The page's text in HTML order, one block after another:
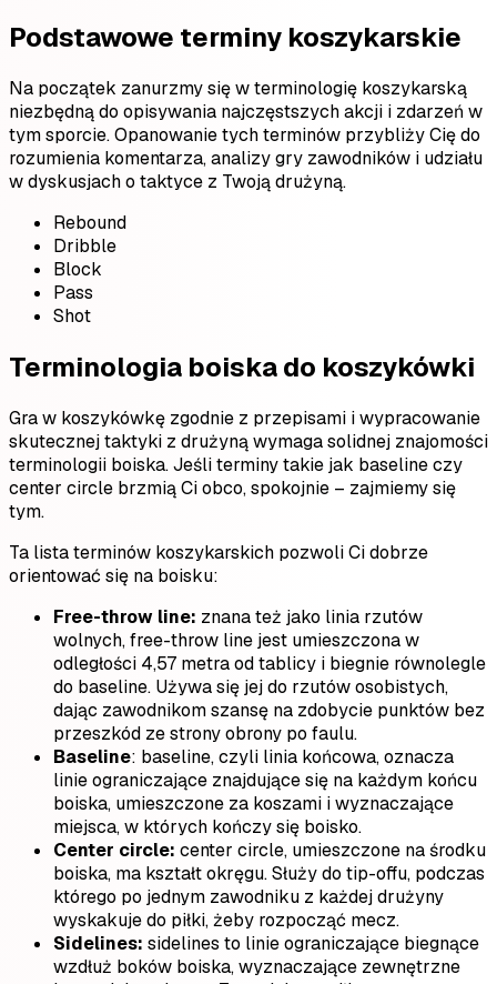
Podstawowe terminy koszykarskie
Na początek zanurzmy się w terminologię koszykarską
niezbędną do opisywania najczęstszych akcji i zdarzeń w
tym sporcie. Opanowanie tych terminów przybliży Cię do
rozumienia komentarza, analizy gry zawodników i udziału
w dyskusjach o taktyce z Twoją drużyną.
Rebound
Dribble
Block
Pass
Shot
Terminologia boiska do koszykówki
Gra w koszykówkę zgodnie z przepisami i wypracowanie
skutecznej taktyki z drużyną wymaga solidnej znajomości
terminologii boiska. Jeśli terminy takie jak baseline czy
center circle brzmią Ci obco, spokojnie – zajmiemy się
tym.
Ta lista terminów koszykarskich pozwoli Ci dobrze
orientować się na boisku:
Free-throw line: znana też jako linia rzutów
wolnych, free-throw line jest umieszczona w
odległości 4,57 metra od tablicy i biegnie równolegle
do baseline. Używa się jej do rzutów osobistych,
dając zawodnikom szansę na zdobycie punktów bez
przeszkód ze strony obrony po faulu.
Baseline: baseline, czyli linia końcowa, oznacza
linie ograniczające znajdujące się na każdym końcu
boiska, umieszczone za koszami i wyznaczające
miejsca, w których kończy się boisko.
Center circle: center circle, umieszczone na środku
boiska, ma kształt okręgu. Służy do tip-offu, podczas
którego po jednym zawodniku z każdej drużyny
wyskakuje do piłki, żeby rozpocząć mecz.
Sidelines: sidelines to linie ograniczające biegnące
wzdłuż boków boiska, wyznaczające zewnętrzne